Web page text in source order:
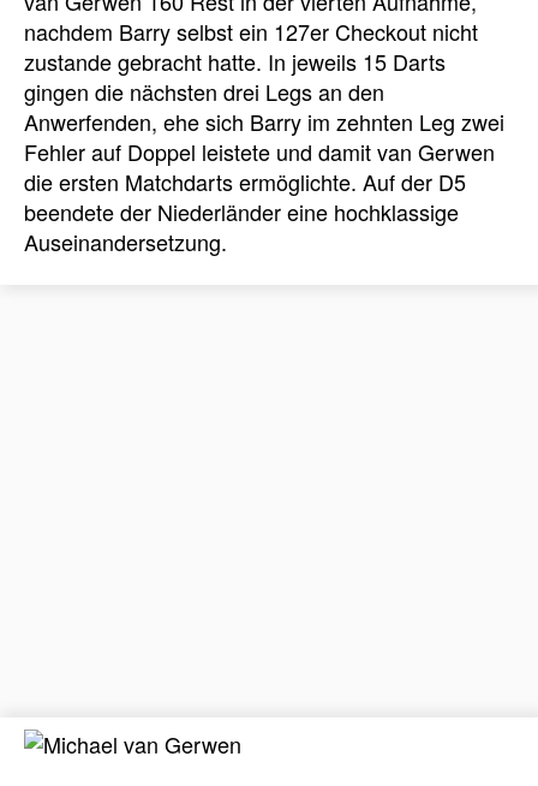
nachdem Barry selbst ein 127er Checkout nicht
zustande gebracht hatte. In jeweils 15 Darts
gingen die nächsten drei Legs an den
Anwerfenden, ehe sich Barry im zehnten Leg zwei
Fehler auf Doppel leistete und damit van Gerwen
die ersten Matchdarts ermöglichte. Auf der D5
beendete der Niederländer eine hochklassige
Auseinandersetzung.